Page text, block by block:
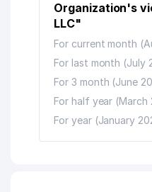
Organization's
LLC"
For current month
For last month (July
For 3 month (June
For half year
For year (January